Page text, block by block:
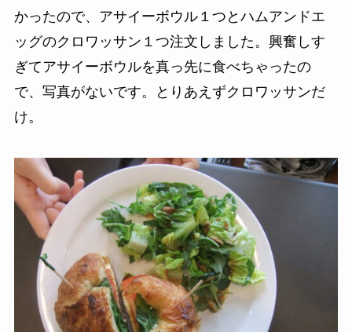
かったので、アサイーボウル１つとハムアンドエ
ッグのクロワッサン１つ注文しました。興奮しす
ぎてアサイーボウルを真っ先に食べちゃったの
で、写真がないです。とりあえずクロワッサンだ
け。